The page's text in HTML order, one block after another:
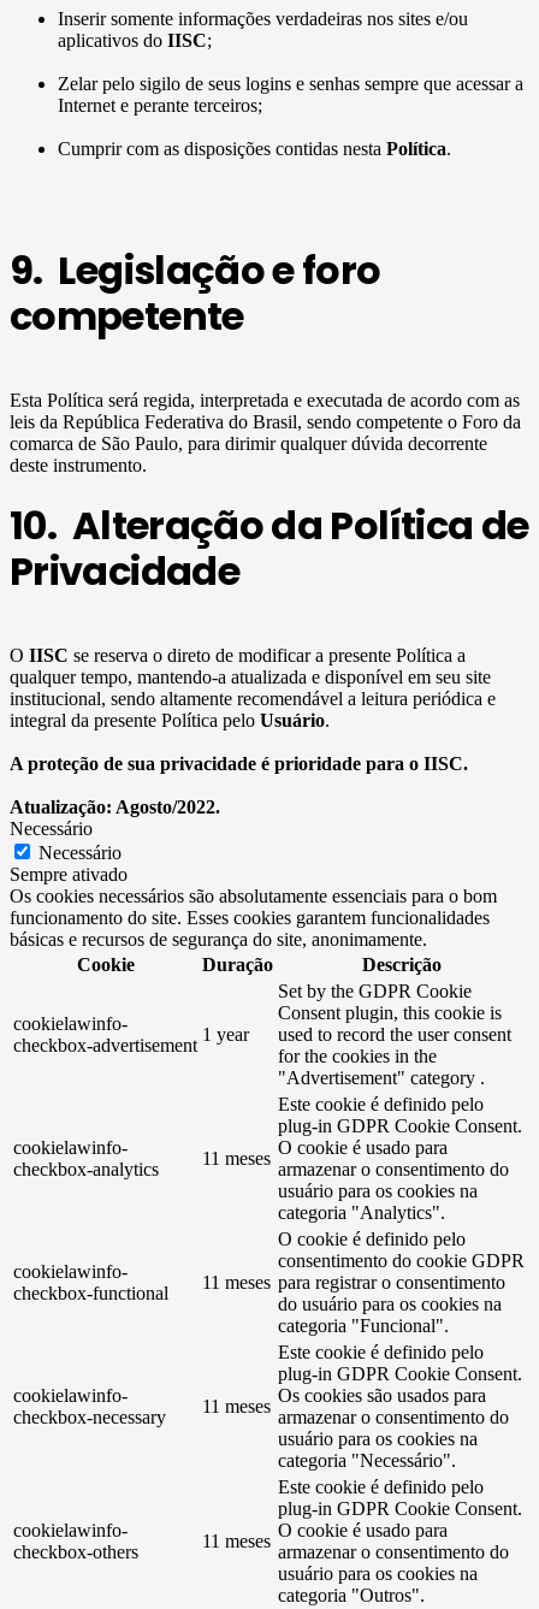
Inserir somente informações verdadeiras nos sites e/ou
aplicativos do IISC;
Zelar pelo sigilo de seus logins e senhas sempre que acessar a
Internet e perante terceiros;
Cumprir com as disposições contidas nesta Política.
9. Legislação e foro
competente
Esta Política será regida, interpretada e executada de acordo com as
leis da República Federativa do Brasil, sendo competente o Foro da
comarca de São Paulo, para dirimir qualquer dúvida decorrente
deste instrumento.
10. Alteração da Política de
Privacidade
O IISC se reserva o direto de modificar a presente Política a
qualquer tempo, mantendo-a atualizada e disponível em seu site
institucional, sendo altamente recomendável a leitura periódica e
integral da presente Política pelo Usuário.
A proteção de sua privacidade é prioridade para o IISC.
Atualização: Agosto/2022.
Necessário
Necessário
Sempre ativado
Os cookies necessários são absolutamente essenciais para o bom
funcionamento do site. Esses cookies garantem funcionalidades
básicas e recursos de segurança do site, anonimamente.
Cookie
Duração Descrição
cookielawinfo-
checkbox-advertisement
1 year
Set by the GDPR Cookie
Consent plugin, this cookie is
used to record the user consent
for the cookies in the
"Advertisement" category .
cookielawinfo-
checkbox-analytics
11 meses
Este cookie é definido pelo
plug-in GDPR Cookie Consent.
O cookie é usado para
armazenar o consentimento do
usuário para os cookies na
categoria "Analytics".
cookielawinfo-
checkbox-functional
11 meses
O cookie é definido pelo
consentimento do cookie GDPR
para registrar o consentimento
do usuário para os cookies na
categoria "Funcional".
cookielawinfo-
checkbox-necessary
11 meses
Este cookie é definido pelo
plug-in GDPR Cookie Consent.
Os cookies são usados ​​para
armazenar o consentimento do
usuário para os cookies na
categoria "Necessário".
cookielawinfo-
checkbox-others
11 meses
Este cookie é definido pelo
plug-in GDPR Cookie Consent.
O cookie é usado para
armazenar o consentimento do
usuário para os cookies na
categoria "Outros".